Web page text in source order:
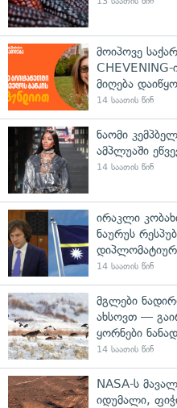
მოიპოვე
CHEVENING-
მიღება დაიწყო
14 საათის წინ
ნაომი
ამპლუაში
14 საათის წინ
ირაკლი
ნაურუს
14 საათის წინ
მგლები
ახსოვთ —
ყორნები
14 საათის წინ
NASA-ს
იდუმალი,